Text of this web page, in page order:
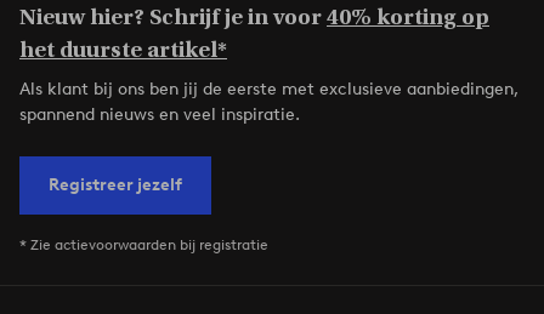
Nieuw hier? Schrijf je in voor40% korting op
het duurste artikel*
Als klant bij ons ben jij de eerste met exclusieve aanbiedingen,
spannend nieuws en veel inspiratie.
Registreer jezelf
* Zie actievoorwaarden bij registratie